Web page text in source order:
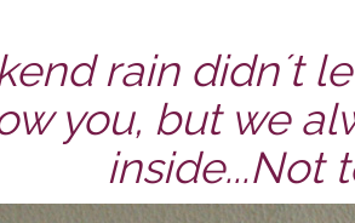
rain didn´t
you, but we
inside...Not